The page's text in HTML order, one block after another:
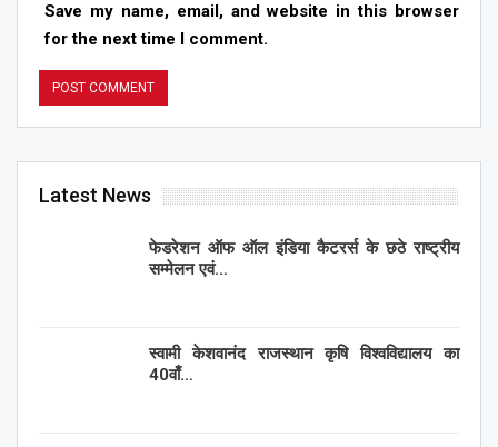
Save my name, email, and website in this browser
for the next time I comment.
Latest News
फेडरेशन ऑफ ऑल इंडिया कैटरर्स के छठे राष्ट्रीय
सम्मेलन एवं…
स्वामी केशवानंद राजस्थान कृषि विश्वविद्यालय का
40वाँ…